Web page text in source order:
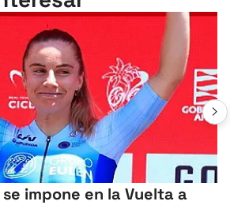
impone en la Vuelta a